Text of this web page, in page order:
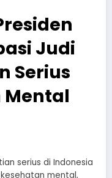
Judi
Serius
Mental
serius di Indonesia
mental,